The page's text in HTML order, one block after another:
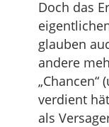
Doch das
glauben
andere
verdient
als